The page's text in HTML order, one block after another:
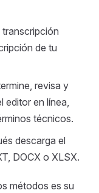
transcripción
de tu
revisa y
editor en línea,
técnicos.
descarga el
DOCX o XLSX.
métodos es su